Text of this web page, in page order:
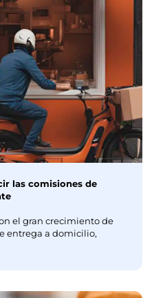
las comisiones de
el gran crecimiento de
entrega a domicilio,